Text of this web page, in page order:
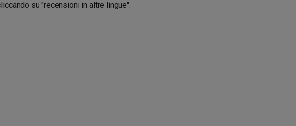
su "recensioni in altre lingue".